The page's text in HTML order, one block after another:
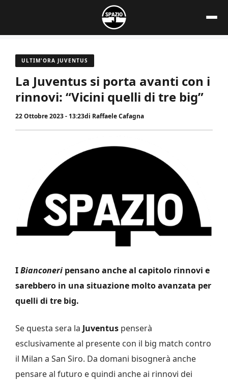
contenuto
ULTIM'ORA JUVENTUS
La Juventus si porta avanti con i
rinnovi: “Vicini quelli di tre big”
22 Ottobre 2023 - 13:23di Raffaele Cafagna
IBianconeri pensano anche al capitolo rinnovi e
sarebbero in una situazione molto avanzata per
quelli di tre big.
Se questa sera la Juventus penserà
esclusivamente al presente con il big match contro
il Milan a San Siro. Da domani bisognerà anche
pensare al futuro e quindi anche ai rinnovi dei